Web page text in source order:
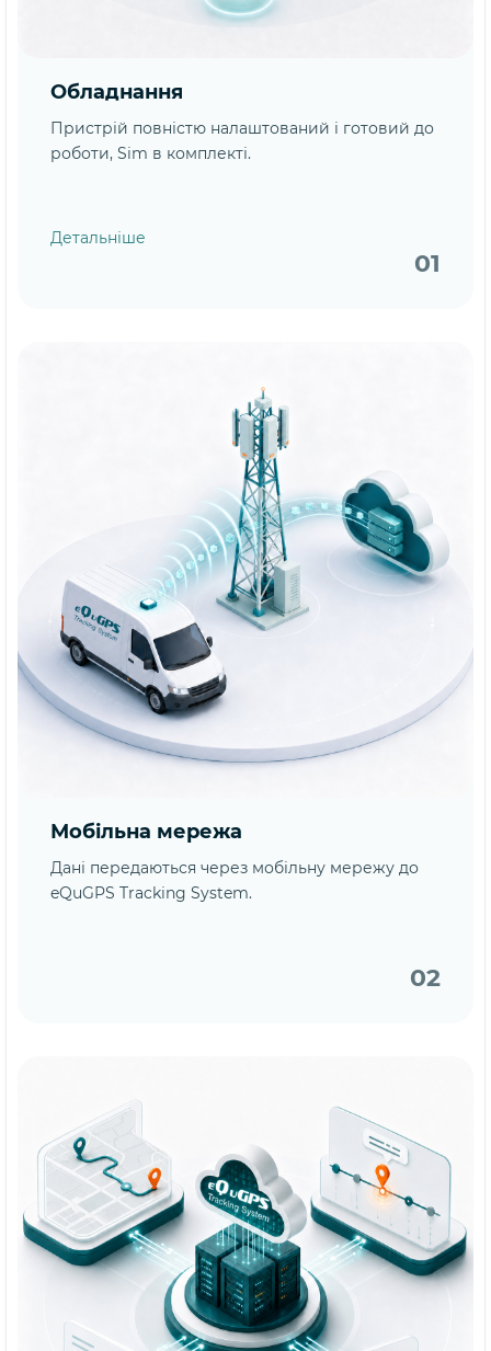
Обладнання
Пристрій повністю налаштований і готовий до
роботи, Sim в комплекті.
Детальніше
01
Мобільна мережа
Дані передаються через мобільну мережу до
eQuGPS Tracking System.
02